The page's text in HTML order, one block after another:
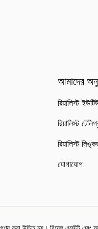
আমাদের
রিয়ালিস্ট
রিয়ালিস্ট
রিয়ালিস্ট
যোগাযোগ